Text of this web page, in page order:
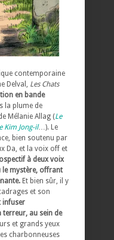
contemporaine
Delval, Les Chats
en bande
la plume de
Mélanie Allag (Le
Kim Jong-il…). Le
bien soutenu par
Da, et la voix off et
à deux voix
le mystère, offrant
Et bien sûr, il y
et son
infuser
terreur, au sein de
et grands yeux
charbonneuses